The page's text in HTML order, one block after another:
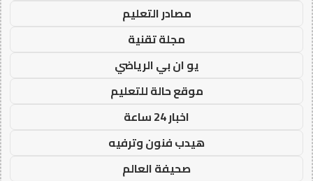
مصادر التعليم
مجلة تقنية
يو ان بي الرياضي
موقع حالة للتعليم
اخبار 24 ساعة
هيدب فنون وترفيه
صحيفة العالم